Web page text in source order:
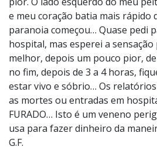
e meu coração batia mais rápido
paranoia começou… Quase pedi
hospital, mas esperei a sensação
melhor, depois um pouco pior,
no fim, depois de 3 a 4 horas,
estar vivo e sóbrio… Os
as mortes ou entradas em
FURADO… Isto é um veneno
usa para fazer dinheiro da
G.F.